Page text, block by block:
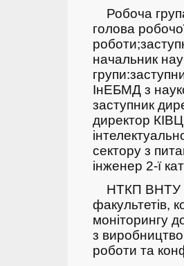
Робоча
голова
роботи;
начальник
групи:
ІнЕБМД з
заступник
директор
сектору з
інженер 2-ї
НТКП ВНТУ
факультетів,
моніторингу
з
роботи та